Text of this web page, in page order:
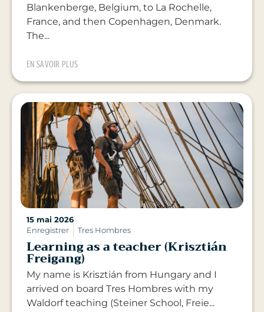
Blankenberge, Belgium, to La Rochelle,
France, and then Copenhagen, Denmark.
The...
EN SAVOIR PLUS
15 mai 2026
Enregistrer
Tres Hombres
Learning as a teacher (Krisztián
Freigang)
My name is Krisztián from Hungary and I
arrived on board Tres Hombres with my
Waldorf teaching (Steiner School, Freie...